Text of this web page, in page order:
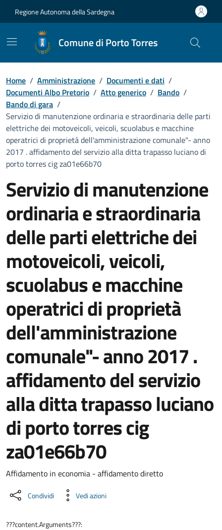
Regione Autonoma della Sardegna
Comune di Porto Torres
Home / Amministrazione / Documenti e dati /
Documenti Albo Pretorio / Atto generico / Bando /
Bando di gara /
Servizio di manutenzione ordinaria e straordinaria delle parti
elettriche dei motoveicoli, veicoli, scuolabus e macchine
operatrici di proprietà dell'amministrazione comunale"- anno
2017 . affidamento del servizio alla ditta trapasso luciano di
porto torres cig za01e66b70
Servizio di manutenzione
ordinaria e straordinaria
delle parti elettriche dei
motoveicoli, veicoli,
scuolabus e macchine
operatrici di proprietà
dell'amministrazione
comunale"- anno 2017 .
affidamento del servizio
alla ditta trapasso luciano
di porto torres cig
za01e66b70
Dettaglio del documento
Affidamento in economia - affidamento diretto
Condividi Vedi azioni
???content.Arguments???: